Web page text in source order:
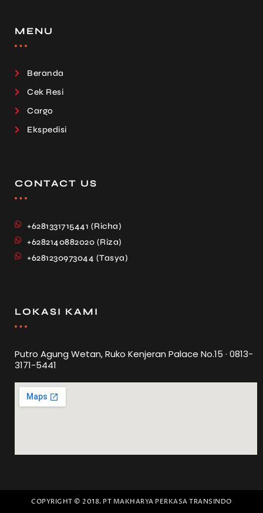
MENU
Beranda
Cek Resi
Cargo
Ekspedisi
CONTACT US
+6281331715441 (Richa)
+6282140882020 (Riza)
+6281230973044 (Tasya)
LOKASI KAMI
Putro Agung Wetan, Ruko Kenjeran Palace No.15 · 0813-
3171-5441
COPYRIGHT © 2018. PT MAKHARYA PERKASA TRANSINDO